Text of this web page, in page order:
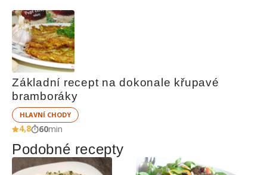
Základní recept na dokonale křupavé
bramboráky
HLAVNÍ CHODY
4,8 60min
Podobné recepty